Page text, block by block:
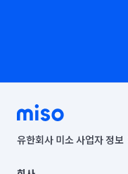
유한회사 미소 사업자 정보